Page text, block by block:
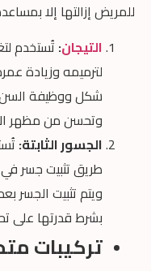
للمريض إزالتها إلا
التيجان: تُستخدم
لترميمه وزيادة
شكل ووظيفة السن
وتحسن من مظهر
الجسور الثابتة:
طريق تثبيت جسر في
ويتم تثبيت الجسر
بشرط قدرتها على
تركيبات